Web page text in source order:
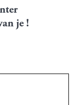
je !